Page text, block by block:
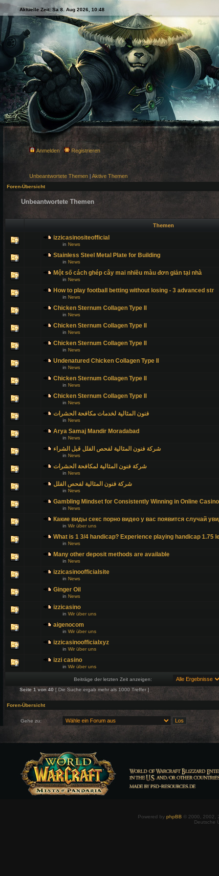
Aktuelle Zeit: Sa 8. Aug 2026, 10:48
Anmelden Registrieren
Unbeantwortete Themen | Aktive Themen
Foren-Übersicht
Unbeantwortete Themen
Themen
izzicasinositeofficial
in News
Stainless Steel Metal Plate for Building
in News
Một số cách ghép cây mai nhiều màu đơn giản tại nhà
in News
How to play football betting without losing - 3 advanced str
in News
Chicken Sternum Collagen Type II
in News
Chicken Sternum Collagen Type II
in News
Chicken Sternum Collagen Type II
in News
Undenatured Chicken Collagen Type II
in News
Chicken Sternum Collagen Type II
in News
Chicken Sternum Collagen Type II
in News
فنون المثالية لخدمات مكافحة الحشرات
in News
Arya Samaj Mandir Moradabad
in News
شركة فنون المثالية لفحص الفلل قبل الشراء
in News
شركة فنون المثالية لمكافحة الحشرات
in News
شركة فنون المثالية لفحص الفلل
in News
Gambling Mindset for Consistently Winning in Online
in News
Какие виды секс порно видео у вас появится случай
in Wir über uns
What is 1 3/4 handicap? Experience playing handicap 1.75
in News
Many other deposit methods are available
in News
izzicasinoofficialsite
in News
Ginger Oil
in News
izzicasino
in Wir über uns
aigenocom
in Wir über uns
izzicasinoofficialxyz
in Wir über uns
izzi casino
in Wir über uns
Beiträge der letzten Zeit anzeigen:
Seite 1 von40 [ Die Suche ergab mehr als 1000 Treffer ]
Foren-Übersicht
Gehe zu:
Powered by phpBB © 2000, 2002,
Deutsche